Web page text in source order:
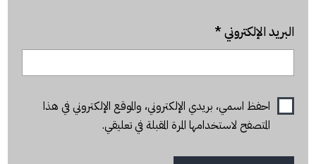
البريد الإلكتروني*
احفظ اسمي، بريدي الإلكتروني، والموقع الإلكتروني في هذا
المتصفح لاستخدامها المرة المقبلة في تعليقي.